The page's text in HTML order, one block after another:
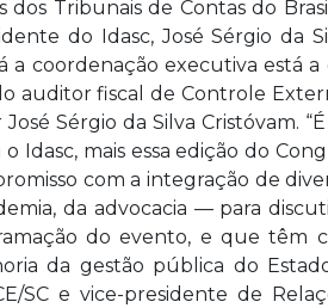
dos Tribunais de Contas do
do Idasc, José Sérgio da
a coordenação executiva está
auditor fiscal de Controle
Sérgio da Silva Cristóvam.
Idasc, mais essa edição do
com a integração de
da advocacia — para
do evento, e que têm
da gestão pública do
SC e vice-presidente de